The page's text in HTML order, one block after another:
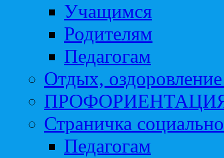
Учащимся
Родителям
Педагогам
Отдых, оздоровление
Страничка
Педагогам